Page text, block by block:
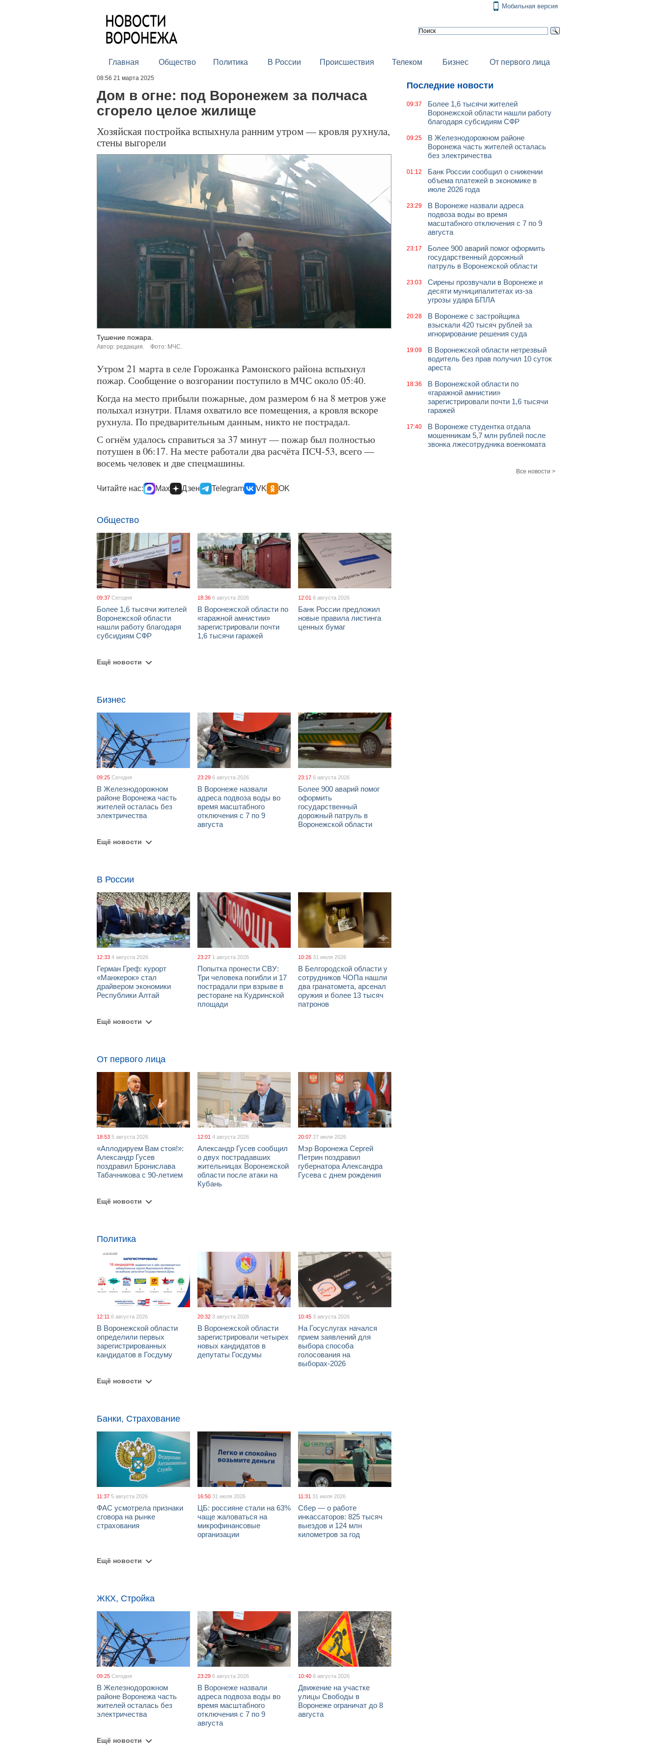
Мобильная версия
Главная Общество Политика В России Происшествия Телеком Бизнес От первого лица
08:56 21 марта 2025
Дом в огне: под Воронежем за полчаса
сгорело целое жилище
Хозяйская постройка вспыхнула ранним утром — кровля рухнула,
стены выгорели
Тушение пожара.
Автор: редакция. Фото: МЧС.
Утром 21 марта в селе Горожанка Рамонского района вспыхнул
пожар. Сообщение о возгорании поступило в МЧС около 05:40.
Когда на место прибыли пожарные, дом размером 6 на 8 метров уже
полыхал изнутри. Пламя охватило все помещения, а кровля вскоре
рухнула. По предварительным данным, никто не пострадал.
С огнём удалось справиться за 37 минут — пожар был полностью
потушен в 06:17. На месте работали два расчёта ПСЧ-53, всего —
восемь человек и две спецмашины.
Читайте нас: Max Дзен Telegram VK OK
Общество
09:37 Сегодня
Более 1,6 тысячи жителей
Воронежской области
нашли работу благодаря
субсидиям СФР
18:36 6 августа 2026
В Воронежской области по
«гаражной амнистии»
зарегистрировали почти
1,6 тысячи гаражей
12:01 6 августа 2026
Банк России предложил
новые правила листинга
ценных бумаг
Ещё новости
Бизнес
09:25 Сегодня
В Железнодорожном
районе Воронежа часть
жителей осталась без
электричества
23:29 6 августа 2026
В Воронеже назвали
адреса подвоза воды во
время масштабного
отключения с 7 по 9
августа
23:17 6 августа 2026
Более 900 аварий помог
оформить
государственный
дорожный патруль в
Воронежской области
Ещё новости
В России
12:33 4 августа 2026
Герман Греф: курорт
«Манжерок» стал
драйвером экономики
Республики Алтай
23:27 1 августа 2026
Попытка пронести СВУ:
Три человека погибли и 17
пострадали при взрыве в
ресторане на Кудринской
площади
10:26 31 июля 2026
В Белгородской области у
сотрудников ЧОПа нашли
два гранатомета, арсенал
оружия и более 13 тысяч
патронов
Ещё новости
От первого лица
18:53 5 августа 2026
«Аплодируем Вам стоя!»:
Александр Гусев
поздравил Бронислава
Табачникова с 90-летием
12:01 4 августа 2026
Александр Гусев сообщил
о двух пострадавших
жительницах Воронежской
области после атаки на
Кубань
20:07 27 июля 2026
Мэр Воронежа Сергей
Петрин поздравил
губернатора Александра
Гусева с днем рождения
Ещё новости
Политика
12:11 6 августа 2026
В Воронежской области
определили первых
зарегистрированных
кандидатов в Госдуму
20:32 3 августа 2026
В Воронежской области
зарегистрировали четырех
новых кандидатов в
депутаты Госдумы
10:45 3 августа 2026
На Госуслугах начался
прием заявлений для
выбора способа
голосования на
выборах-2026
Ещё новости
Банки, Страхование
11:37 5 августа 2026
ФАС усмотрела признаки
сговора на рынке
страхования
16:50 31 июля 2026
ЦБ: россияне стали на 63%
чаще жаловаться на
микрофинансовые
организации
11:31 31 июля 2026
Сбер — о работе
инкассаторов: 825 тысяч
выездов и 124 млн
километров за год
Ещё новости
ЖКХ, Стройка
09:25 Сегодня
В Железнодорожном
районе Воронежа часть
жителей осталась без
электричества
23:29 6 августа 2026
В Воронеже назвали
адреса подвоза воды во
время масштабного
отключения с 7 по 9
августа
10:40 6 августа 2026
Движение на участке
улицы Свободы в
Воронеже ограничат до 8
августа
Ещё новости
Последние новости
09:37
Более 1,6 тысячи жителей
Воронежской области нашли работу
благодаря субсидиям СФР
09:25
В Железнодорожном районе
Воронежа часть жителей осталась
без электричества
01:12
Банк России сообщил о снижении
объема платежей в экономике в
июле 2026 года
23:29
В Воронеже назвали адреса
подвоза воды во время
масштабного отключения с 7 по 9
августа
23:17
Более 900 аварий помог оформить
государственный дорожный
патруль в Воронежской области
23:03
Сирены прозвучали в Воронеже и
десяти муниципалитетах из-за
угрозы удара БПЛА
20:28
В Воронеже с застройщика
взыскали 420 тысяч рублей за
игнорирование решения суда
19:09
В Воронежской области нетрезвый
водитель без прав получил 10 суток
ареста
18:36
В Воронежской области по
«гаражной амнистии»
зарегистрировали почти 1,6 тысячи
гаражей
17:40
В Воронеже студентка отдала
мошенникам 5,7 млн рублей после
звонка лжесотрудника военкомата
Все новости >